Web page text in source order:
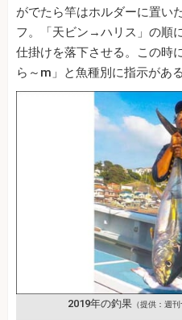
がでたら竿はホルダーに置い
フ。「天ビン→ハリス」の順
仕掛けを落下させる。この時
ら～m」と魚種別に指示があ
2019年の釣果 （提供：週